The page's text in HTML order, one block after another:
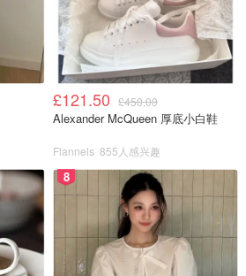
@Lil-Lets，版权属于原作者
比较紧致，摸起来柔软又实在。很
的棉质设计的，一定要试试
是一种不同的体验！
£121.50 £450.00
Alexander McQueen 厚底小白鞋
Flannels 855人感兴趣
8